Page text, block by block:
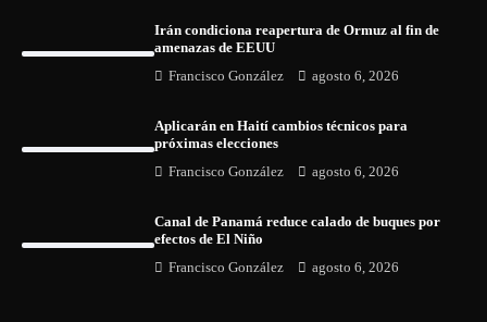
Irán condiciona reapertura de Ormuz al fin de
amenazas de EEUU
Francisco González agosto 6, 2026
Aplicarán en Haití cambios técnicos para
próximas elecciones
Francisco González agosto 6, 2026
Canal de Panamá reduce calado de buques por
efectos de El Niño
Francisco González agosto 6, 2026